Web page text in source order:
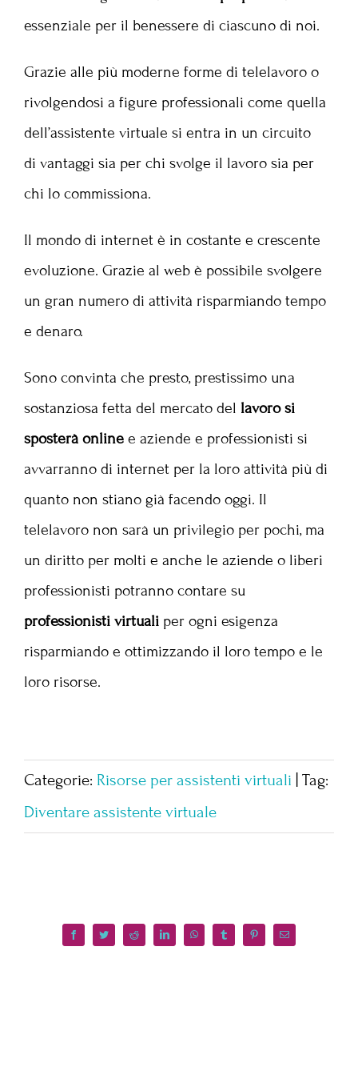
essenziale per il benessere di ciascuno di noi.
Grazie alle più moderne forme di telelavoro o
rivolgendosi a figure professionali come quella
dell’assistente virtuale si entra in un circuito
di vantaggi sia per chi svolge il lavoro sia per
chi lo commissiona.
Il mondo di internet è in costante e crescente
evoluzione. Grazie al web è possibile svolgere
un gran numero di attività risparmiando tempo
e denaro.
Sono convinta che presto, prestissimo una
sostanziosa fetta del mercato del lavoro si
sposterà online e aziende e professionisti si
avvarranno di internet per la loro attività più di
quanto non stiano già facendo oggi. Il
telelavoro non sarà un privilegio per pochi, ma
un diritto per molti e anche le aziende o liberi
professionisti potranno contare su
professionisti virtuali per ogni esigenza
risparmiando e ottimizzando il loro tempo e le
loro risorse.
Categorie: Risorse per assistenti virtuali Tag:
Diventare assistente virtuale
FacebookTwitter Reddit LinkedInWhatsAppTumblr PinterestEmail